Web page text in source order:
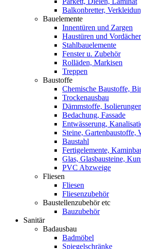
Balkonbretter,
Bauelemente
Innentüren und Zargen
Haustüren und Vordächer
Stahlbauelemente
Fenster u. Zubehör
Rolläden, Markisen
Treppen
Baustoffe
Chemische Baustoffe,
Trockenausbau
Dämmstoffe, Isolierungen
Bedachung, Fassade
Entwässerung,
Steine, Gartenbaustoffe,
Baustahl
Fertigelemente,
Glas, Glasbausteine,
PVC Abzweige
Fliesen
Fliesen
Fliesenzubehör
Baustellenzubehör etc
Bauzubehör
Sanitär
Badausbau
Badmöbel
Spiegelschränke